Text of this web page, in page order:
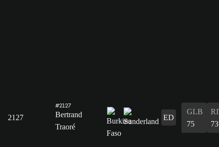
2127
#2127
Bertrand
Traoré
ED
GLB
75
73